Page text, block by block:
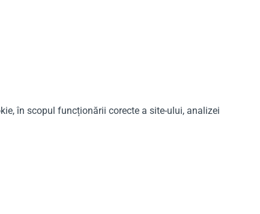
în scopul funcționării corecte a site-ului, analizei